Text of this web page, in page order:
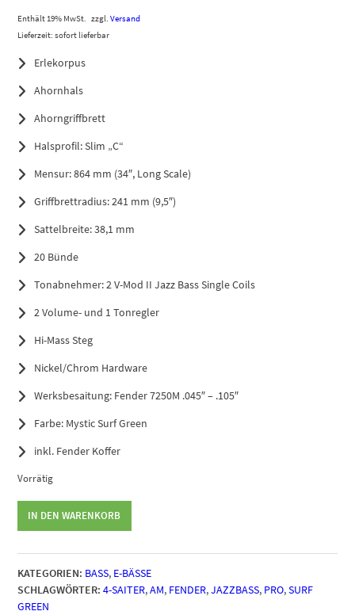
Enthält 19% MwSt. zzgl.Versand
Lieferzeit: sofort lieferbar
Erlekorpus
Ahornhals
Ahorngriffbrett
Halsprofil: Slim „C“
Mensur: 864 mm (34″, Long Scale)
Griffbrettradius: 241 mm (9,5″)
Sattelbreite: 38,1 mm
20 Bünde
Tonabnehmer: 2 V-Mod II Jazz Bass Single Coils
2 Volume- und 1 Tonregler
Hi-Mass Steg
Nickel/Chrom Hardware
Werksbesaitung: Fender 7250M .045″ – .105″
Farbe: Mystic Surf Green
inkl. Fender Koffer
Vorrätig
II
Jazz
Bass
Mystic
IN DEN WARENKORB
KATEGORIEN: BASS, E-BÄSSE
SCHLAGWÖRTER: 4-SAITER,AM, FENDER,JAZZBASS, PRO,SURF
GREEN